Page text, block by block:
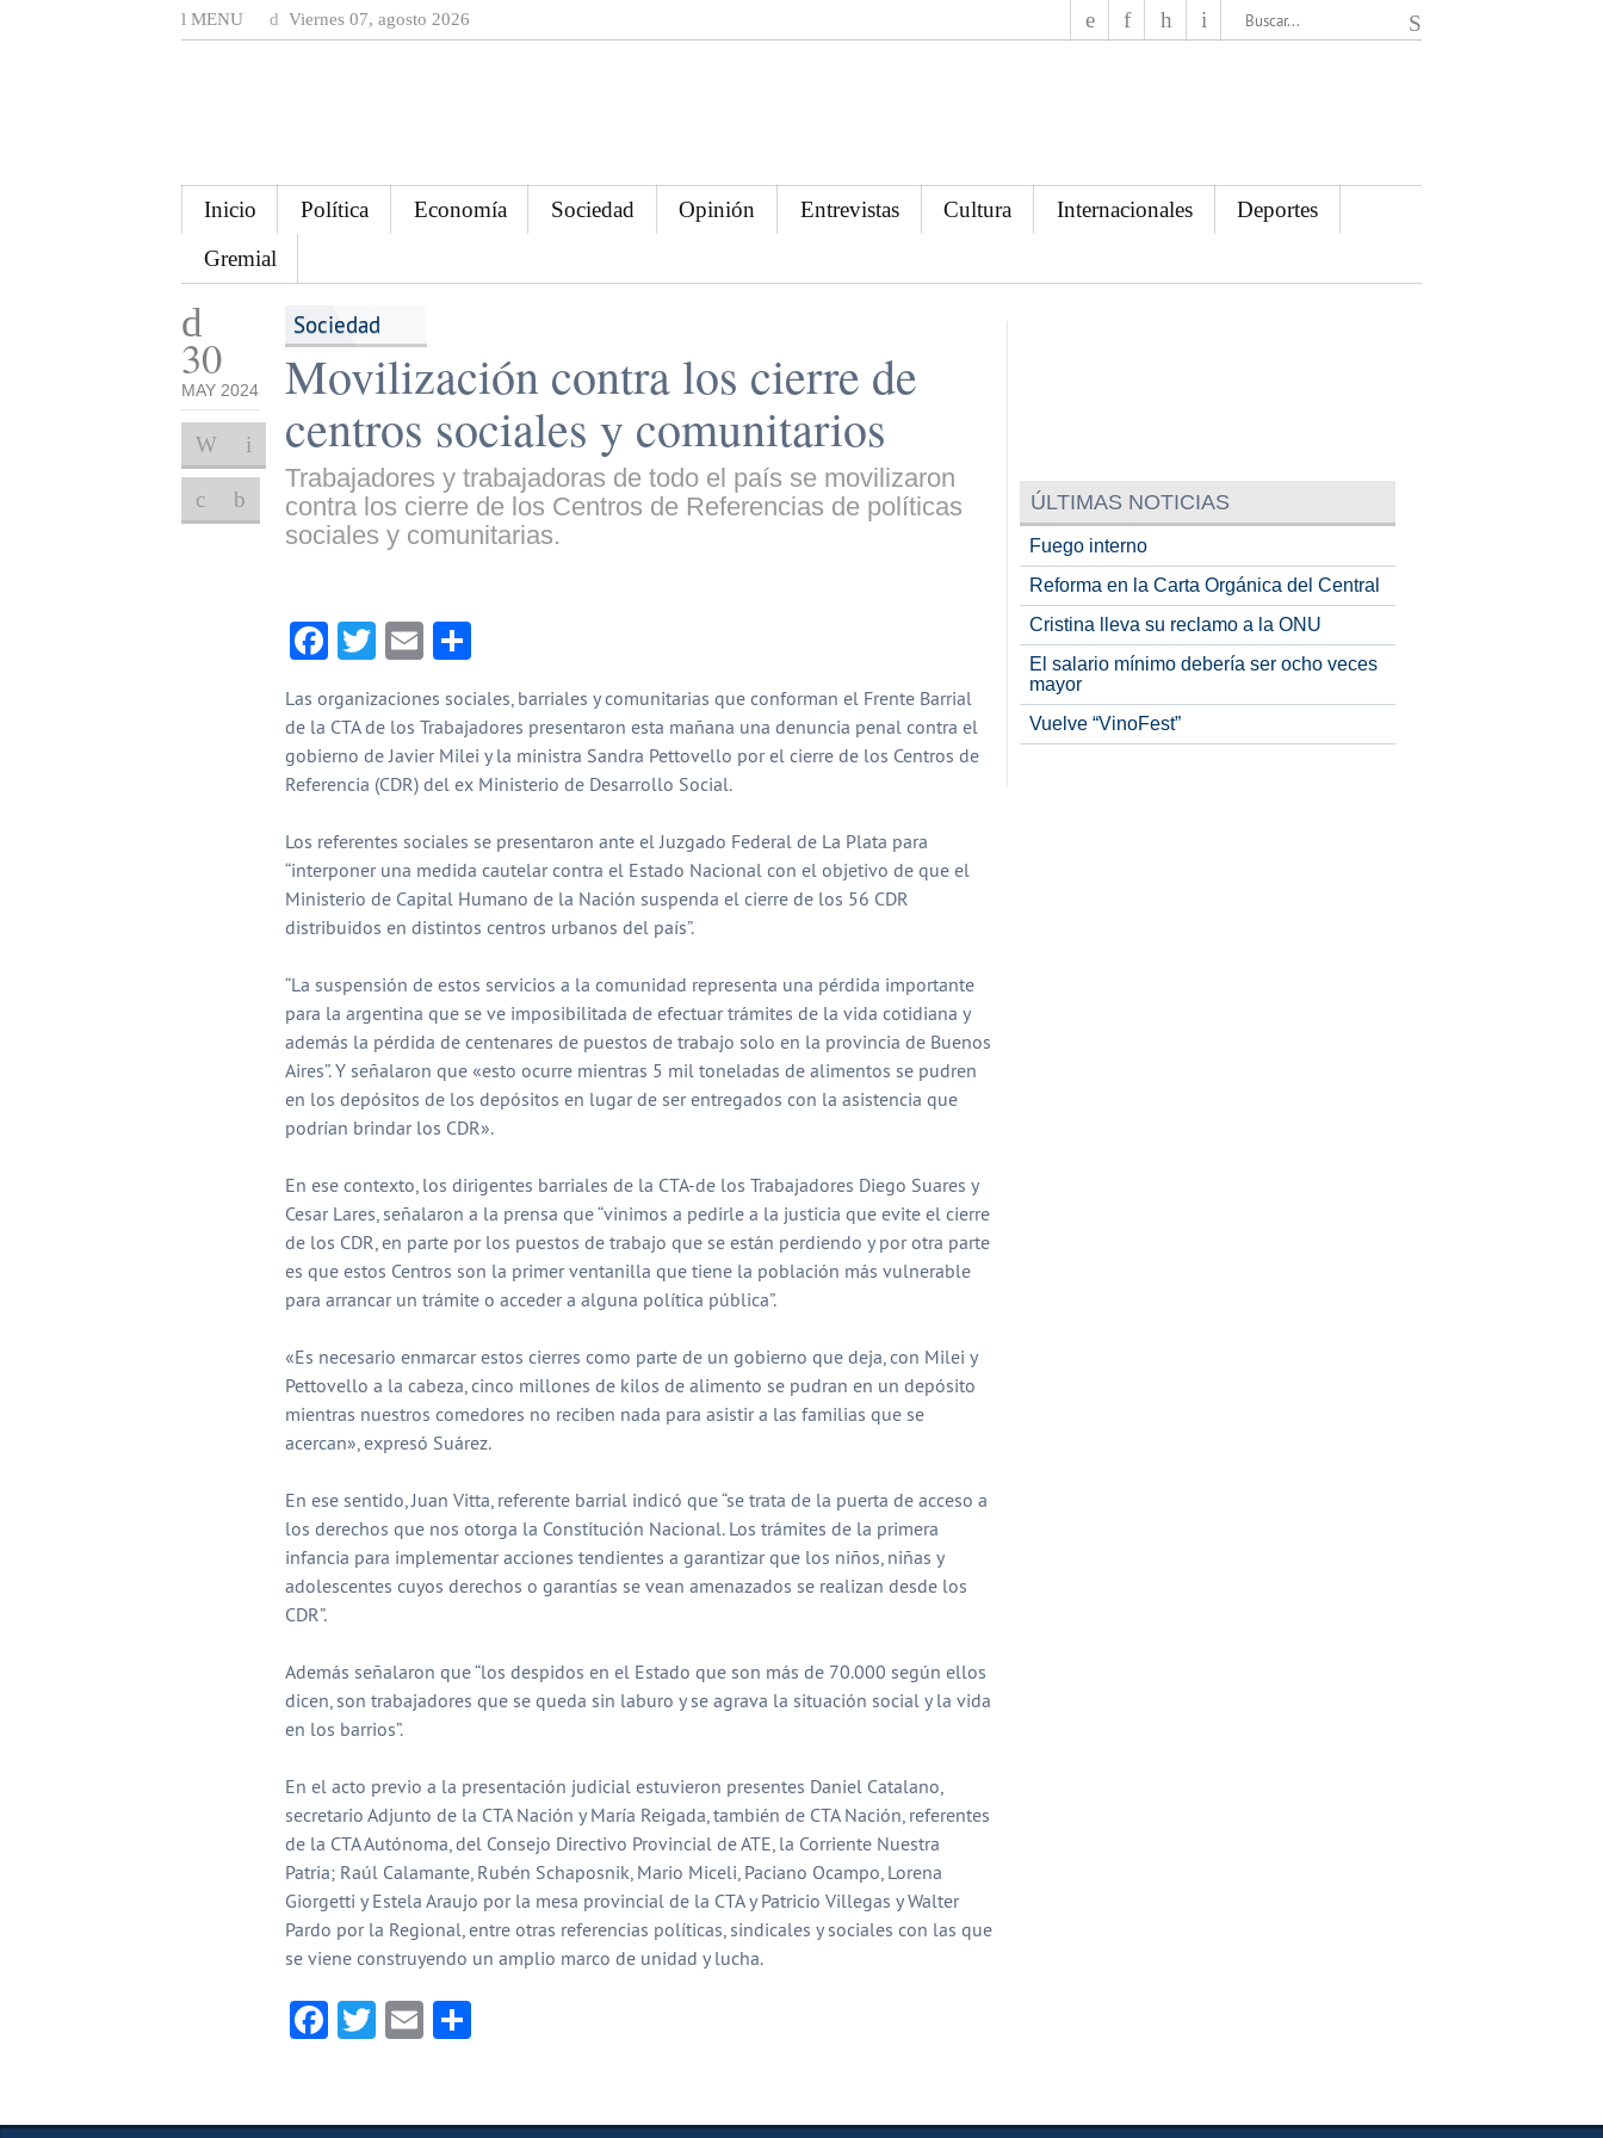
MENU Viernes 07, agosto 2026
Inicio Política Economía Sociedad Opinión Entrevistas Cultura Internacionales
Deportes
Gremial
30
MAY 2024
Sociedad
Movilización contra los cierre de
centros sociales y comunitarios
Trabajadores y trabajadoras de todo el país se movilizaron
contra los cierre de los Centros de Referencias de políticas
sociales y comunitarias.
Facebook
Twitter
EmailCompartir
Las organizaciones sociales, barriales y comunitarias que conforman el Frente Barrial
de la CTA de los Trabajadores presentaron esta mañana una denuncia penal contra el
gobierno de Javier Milei y la ministra Sandra Pettovello por el cierre de los Centros de
Referencia (CDR) del ex Ministerio de Desarrollo Social.
Los referentes sociales se presentaron ante el Juzgado Federal de La Plata para
“interponer una medida cautelar contra el Estado Nacional con el objetivo de que el
Ministerio de Capital Humano de la Nación suspenda el cierre de los 56 CDR
distribuidos en distintos centros urbanos del país”.
“La suspensión de estos servicios a la comunidad representa una pérdida importante
para la argentina que se ve imposibilitada de efectuar trámites de la vida cotidiana y
además la pérdida de centenares de puestos de trabajo solo en la provincia de Buenos
Aires”. Y señalaron que «esto ocurre mientras 5 mil toneladas de alimentos se pudren
en los depósitos de los depósitos en lugar de ser entregados con la asistencia que
podrían brindar los CDR».
En ese contexto, los dirigentes barriales de la CTA-de los Trabajadores Diego Suares y
Cesar Lares, señalaron a la prensa que “vinimos a pedirle a la justicia que evite el cierre
de los CDR, en parte por los puestos de trabajo que se están perdiendo y por otra parte
es que estos Centros son la primer ventanilla que tiene la población más vulnerable
para arrancar un trámite o acceder a alguna política pública”.
«Es necesario enmarcar estos cierres como parte de un gobierno que deja, con Milei y
Pettovello a la cabeza, cinco millones de kilos de alimento se pudran en un depósito
mientras nuestros comedores no reciben nada para asistir a las familias que se
acercan», expresó Suárez.
En ese sentido, Juan Vitta, referente barrial indicó que “se trata de la puerta de acceso a
los derechos que nos otorga la Constitución Nacional. Los trámites de la primera
infancia para implementar acciones tendientes a garantizar que los niños, niñas y
adolescentes cuyos derechos o garantías se vean amenazados se realizan desde los
CDR”.
Además señalaron que “los despidos en el Estado que son más de 70.000 según ellos
dicen, son trabajadores que se queda sin laburo y se agrava la situación social y la vida
en los barrios”.
En el acto previo a la presentación judicial estuvieron presentes Daniel Catalano,
secretario Adjunto de la CTA Nación y María Reigada, también de CTA Nación, referentes
de la CTA Autónoma, del Consejo Directivo Provincial de ATE, la Corriente Nuestra
Patria; Raúl Calamante, Rubén Schaposnik, Mario Miceli, Paciano Ocampo, Lorena
Giorgetti y Estela Araujo por la mesa provincial de la CTA y Patricio Villegas y Walter
Pardo por la Regional, entre otras referencias políticas, sindicales y sociales con las que
se viene construyendo un amplio marco de unidad y lucha.
Facebook
Twitter
EmailCompartir
ÚLTIMAS NOTICIAS
Fuego interno
Reforma en la Carta Orgánica del Central
Cristina lleva su reclamo a la ONU
El salario mínimo debería ser ocho veces
mayor
Vuelve “VinoFest”